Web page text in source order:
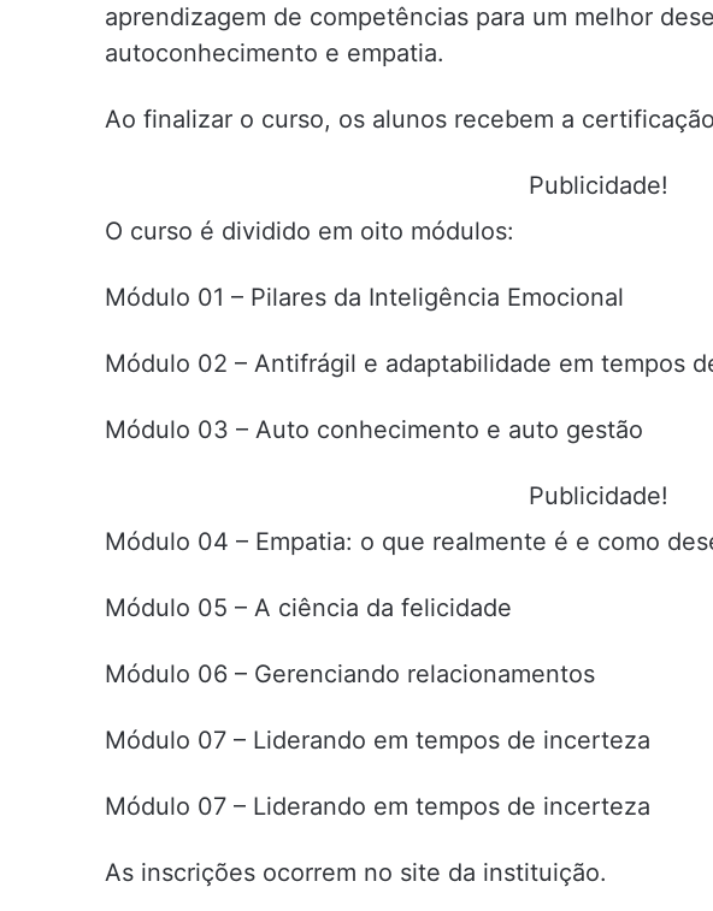
aprendizagem de competências para um melhor
autoconhecimento e empatia.
Ao finalizar o curso, os alunos recebem a
Publicidade!
O curso é dividido em oito módulos:
Módulo 01 – Pilares da Inteligência Emocional
Módulo 02 – Antifrágil e adaptabilidade em tempos
Módulo 03 – Auto conhecimento e auto gestão
Publicidade!
Módulo 04 – Empatia: o que realmente é e como
Módulo 05 – A ciência da felicidade
Módulo 06 – Gerenciando relacionamentos
Módulo 07 – Liderando em tempos de incerteza
Módulo 07 – Liderando em tempos de incerteza
As inscrições ocorrem no site da instituição.